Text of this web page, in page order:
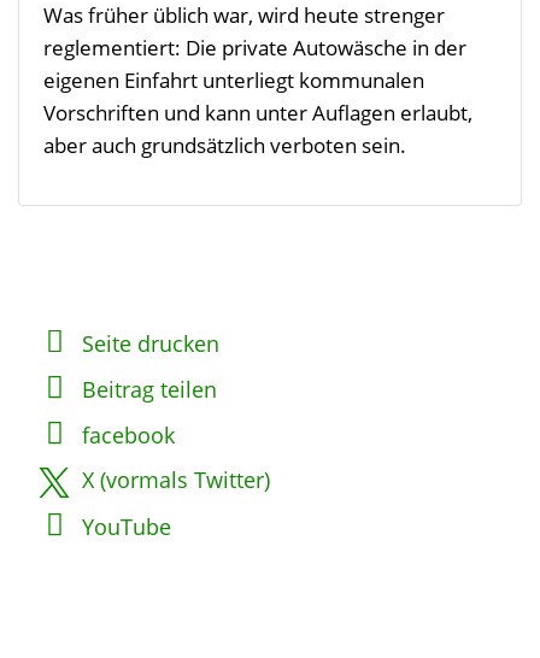
Was früher üblich war, wird heute strenger
reglementiert: Die private Autowäsche in der
eigenen Einfahrt unterliegt kommunalen
Vorschriften und kann unter Auflagen erlaubt,
aber auch grundsätzlich verboten sein.
Seite drucken
Beitrag teilen
facebook
X (vormals Twitter)
YouTube